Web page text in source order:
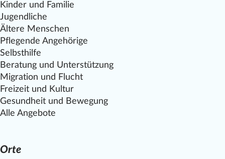
Kinder und Familie
Jugendliche
Ältere Menschen
Pflegende Angehörige
Selbsthilfe
Beratung und Unterstützung
Migration und Flucht
Freizeit und Kultur
Gesundheit und Bewegung
Alle Angebote
Orte